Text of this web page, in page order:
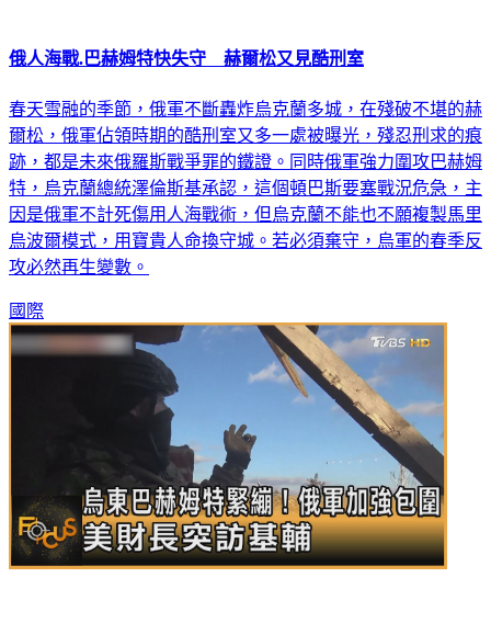
俄人海戰.巴赫姆特快失守 赫爾松又見酷刑室
春天雪融的季節，俄軍不斷轟炸烏克蘭多城，在殘破不堪的赫
爾松，俄軍佔領時期的酷刑室又多一處被曝光，殘忍刑求的痕
跡，都是未來俄羅斯戰爭罪的鐵證。同時俄軍強力圍攻巴赫姆
特，烏克蘭總統澤倫斯基承認，這個頓巴斯要塞戰況危急，主
因是俄軍不計死傷用人海戰術，但烏克蘭不能也不願複製馬里
烏波爾模式，用寶貴人命換守城。若必須棄守，烏軍的春季反
攻必然再生變數。
國際